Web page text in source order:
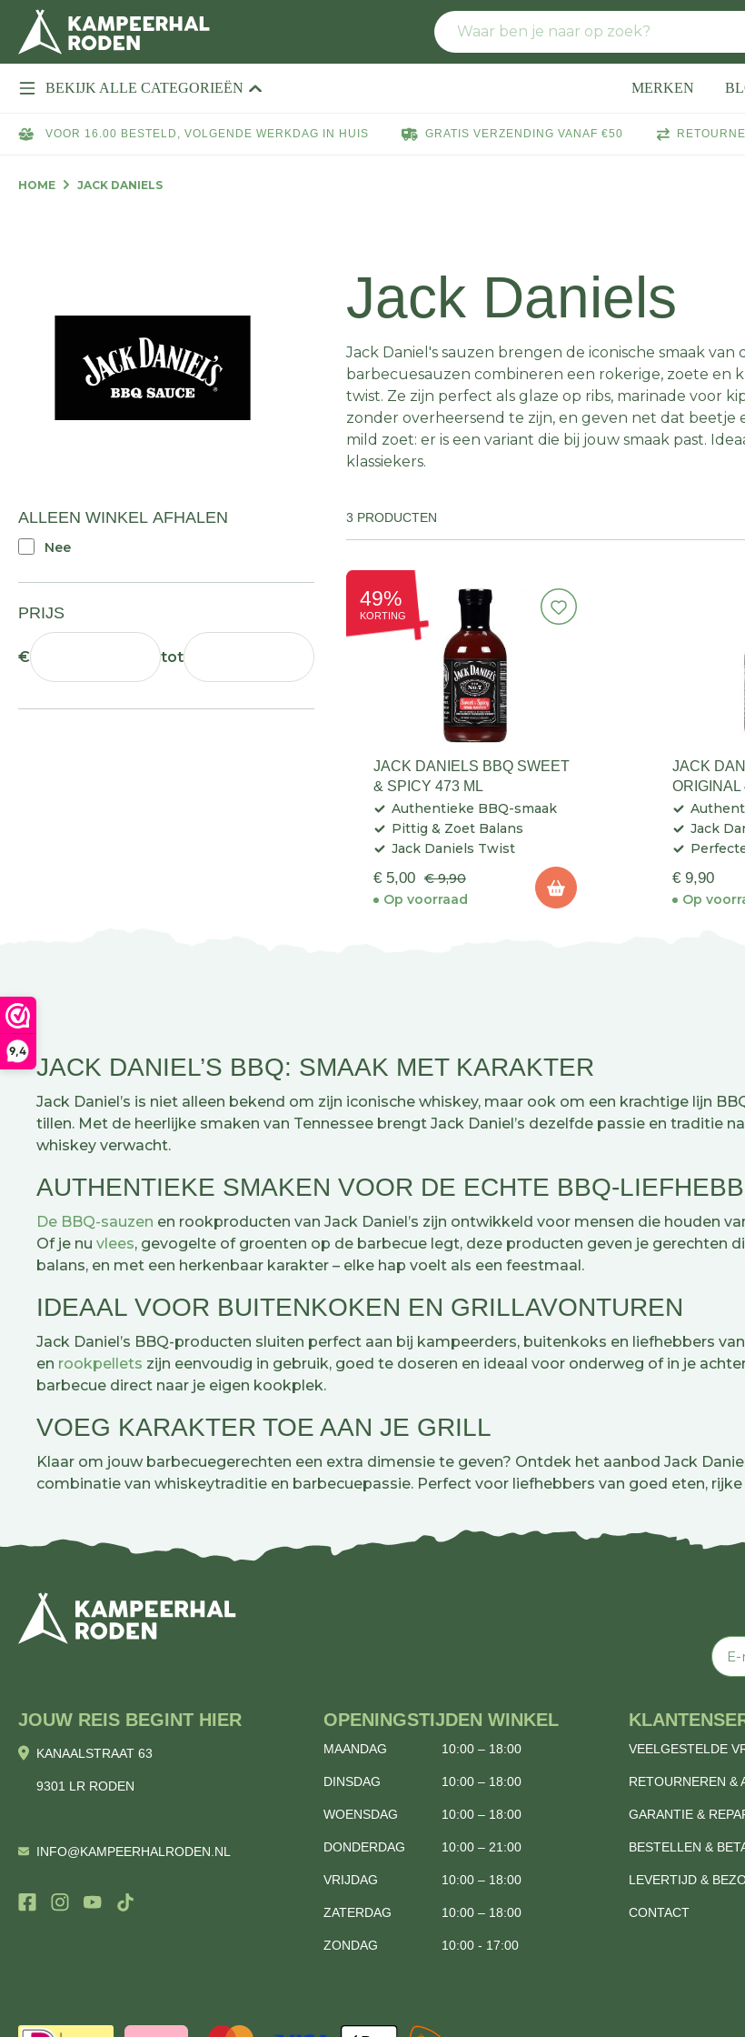
9,4
BEKIJK ALLE CATEGORIEËN MERKEN
VOOR 16.00 BESTELD, VOLGENDE WERKDAG IN HUIS GRATIS VERZENDING VANAF €50
HOME JACK DANIELS
Jack Daniels
Jack Daniel's sauzen brengen de iconische smaak
barbecuesauzen combineren een rokerige, zoete en
twist. Ze zijn perfect als glaze op ribs, marinade voor
zonder overheersend te zijn, en geven net dat
mild zoet: er is een variant die bij jouw smaak past.
klassiekers.
ALLEEN WINKEL AFHALEN
Nee
PRIJS
€ tot
3 PRODUCTEN
49%
KORTING
JACK DANIELS BBQ SWEET
& SPICY 473 ML
Authentieke BBQ-smaak
Pittig & Zoet Balans
Jack Daniels Twist
€ 5,00 € 9,90
Op voorraad
JACK
ORIGINAL
Jack
€ 9,90
Op
JACK DANIEL’S BBQ: SMAAK MET KARAKTER
Jack Daniel’s is niet alleen bekend om zijn iconische whiskey, maar ook om een krachtige lijn
tillen. Met de heerlijke smaken van Tennessee brengt Jack Daniel’s dezelfde passie en traditie
whiskey verwacht.
AUTHENTIEKE SMAKEN VOOR DE ECHTE BBQ-
De BBQ-sauzen en rookproducten van Jack Daniel’s zijn ontwikkeld voor mensen die houden
Of je nu vlees, gevogelte of groenten op de barbecue legt, deze producten geven je gerechten
balans, en met een herkenbaar karakter – elke hap voelt als een feestmaal.
IDEAAL VOOR BUITENKOKEN EN GRILLAVONTUREN
Jack Daniel’s BBQ-producten sluiten perfect aan bij kampeerders, buitenkoks en liefhebbers
en rookpellets zijn eenvoudig in gebruik, goed te doseren en ideaal voor onderweg of in je
barbecue direct naar je eigen kookplek.
VOEG KARAKTER TOE AAN JE GRILL
Klaar om jouw barbecuegerechten een extra dimensie te geven? Ontdek het aanbod Jack
combinatie van whiskeytraditie en barbecuepassie. Perfect voor liefhebbers van goed eten,
E-
JOUW REIS BEGINT HIER
KANAALSTRAAT 63
9301 LR RODEN
INFO@KAMPEERHALRODEN.NL
OPENINGSTIJDEN WINKEL
MAANDAG 10:00 – 18:00
DINSDAG 10:00 – 18:00
WOENSDAG 10:00 – 18:00
DONDERDAG 10:00 – 21:00
VRIJDAG 10:00 – 18:00
ZATERDAG 10:00 – 18:00
ZONDAG 10:00 - 17:00
VEELGESTELDE
RETOURNEREN &
GARANTIE &
BESTELLEN &
LEVERTIJD &
CONTACT